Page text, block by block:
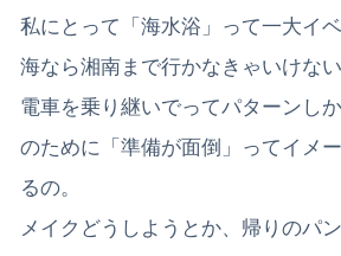
私にとって「海水浴」って一大イ
海なら湘南まで行かなきゃいけな
電車を乗り継いでってパターンし
のために「準備が面倒」ってイメ
るの。
メイクどうしようとか、帰りのパ